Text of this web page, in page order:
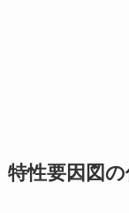
特性要因図